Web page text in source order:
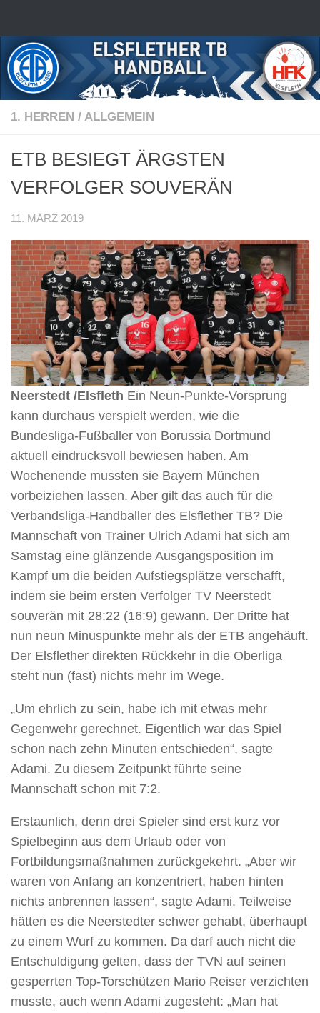
1. HERREN / ALLGEMEIN
ETB BESIEGT ÄRGSTEN
VERFOLGER SOUVERÄN
11. MÄRZ 2019
Neerstedt /Elsfleth Ein Neun-Punkte-Vorsprung
kann durchaus verspielt werden, wie die
Bundesliga-Fußballer von Borussia Dortmund
aktuell eindrucksvoll bewiesen haben. Am
Wochenende mussten sie Bayern München
vorbeiziehen lassen. Aber gilt das auch für die
Verbandsliga-Handballer des Elsflether TB? Die
Mannschaft von Trainer Ulrich Adami hat sich am
Samstag eine glänzende Ausgangsposition im
Kampf um die beiden Aufstiegsplätze verschafft,
indem sie beim ersten Verfolger TV Neerstedt
souverän mit 28:22 (16:9) gewann. Der Dritte hat
nun neun Minuspunkte mehr als der ETB angehäuft.
Der Elsflether direkten Rückkehr in die Oberliga
steht nun (fast) nichts mehr im Wege.
„Um ehrlich zu sein, habe ich mit etwas mehr
Gegenwehr gerechnet. Eigentlich war das Spiel
schon nach zehn Minuten entschieden“, sagte
Adami. Zu diesem Zeitpunkt führte seine
Mannschaft schon mit 7:2.
Erstaunlich, denn drei Spieler sind erst kurz vor
Spielbeginn aus dem Urlaub oder von
Fortbildungsmaßnahmen zurückgekehrt. „Aber wir
waren von Anfang an konzentriert, haben hinten
nichts anbrennen lassen“, sagte Adami. Teilweise
hätten es die Neerstedter schwer gehabt, überhaupt
zu einem Wurf zu kommen. Da darf auch nicht die
Entschuldigung gelten, dass der TVN auf seinen
gesperrten Top-Torschützen Mario Reiser verzichten
musste, auch wenn Adami zugesteht: „Man hat